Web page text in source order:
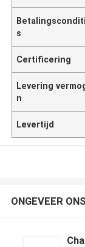
s
Certificering
Levering
n
Levertijd
ONGEVEER ONS